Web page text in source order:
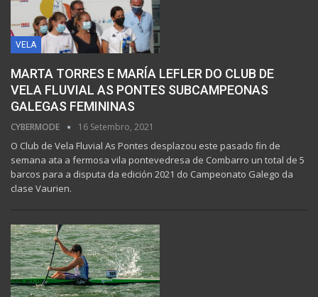
VELA
MARTA TORRES E MARÍA LEFLER DO CLUB DE
VELA FLUVIAL AS PONTES SUBCAMPEONAS
GALEGAS FEMININAS
CYBERMODE 16 Setembro, 2021
O Club de Vela Fluvial As Pontes desplazou este pasado fin de
semana ata a fermosa vila pontevedresa de Combarro un total de 5
barcos para a disputa da edición 2021 do Campeonato Galego da
clase Vaurien.